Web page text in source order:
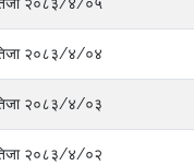
२०८३/४/०४
२०८३/४/०३
२०८३/४/०२